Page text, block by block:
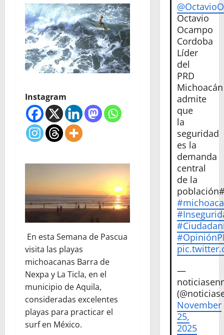
Instagram
En esta Semana de Pascua
visita las playas
michoacanas Barra de
Nexpa y La Ticla, en el
municipio de Aquila,
consideradas excelentes
playas para practicar el
surf en México.
Octavio
Ocampo
Cordoba
Líder
del
PRD
Michoacán
admite
que
la
seguridad
es la
demanda
central
de la
—
November
25,
2025